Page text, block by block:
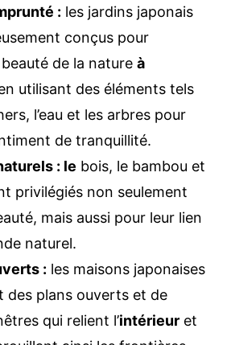
: les jardins japonais
conçus pour
de la nature à
utilisant des éléments tels
l’eau et les arbres pour
de tranquillité.
: le bois, le bambou et
privilégiés non seulement
mais aussi pour leur lien
naturel.
: les maisons japonaises
des plans ouverts et de
qui relient l’intérieur et